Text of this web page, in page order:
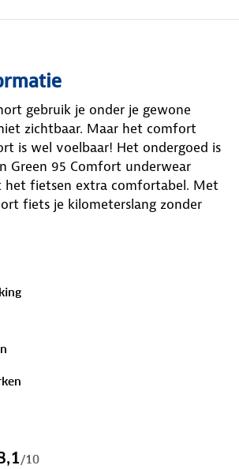
gebruik je onder je gewone
zichtbaar. Maar het comfort
is wel voelbaar! Het ondergoed is
Green 95 Comfort underwear
het fietsen extra comfortabel. Met
fiets je kilometerslang zonder
fietsbroek
polyester
underwear zeem
/10